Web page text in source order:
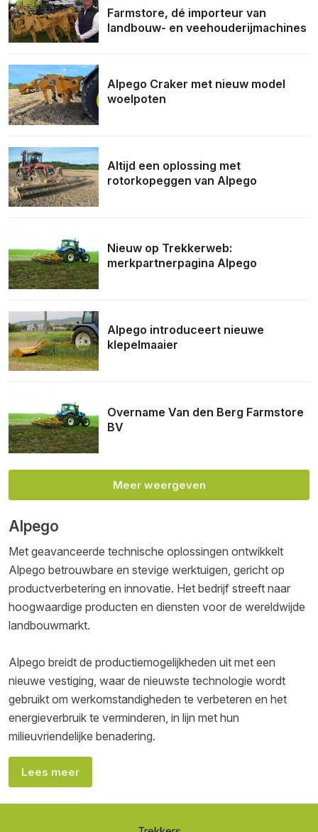
Farmstore, dé importeur van
landbouw- en veehouderijmachines
Alpego Craker met nieuw model
woelpoten
Altijd een oplossing met
rotorkopeggen van Alpego
Nieuw op Trekkerweb:
merkpartnerpagina Alpego
Alpego introduceert nieuwe
klepelmaaier
Overname Van den Berg Farmstore
BV
Meer weergeven
Alpego
Met geavanceerde technische oplossingen ontwikkelt
Alpego betrouwbare en stevige werktuigen, gericht op
productverbetering en innovatie. Het bedrijf streeft naar
hoogwaardige producten en diensten voor de wereldwijde
landbouwmarkt.
Alpego breidt de productiemogelijkheden uit met een
nieuwe vestiging, waar de nieuwste technologie wordt
gebruikt om werkomstandigheden te verbeteren en het
energieverbruik te verminderen, in lijn met hun
milieuvriendelijke benadering.
Lees meer